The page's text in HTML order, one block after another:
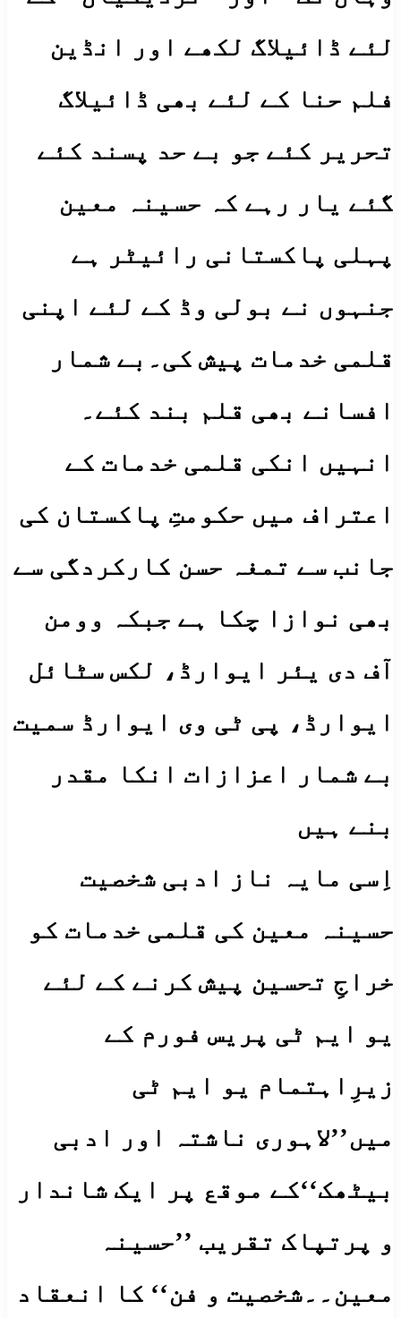
لئے ڈائیلاگ لکھے اور انڈین
فلم حنا کے لئے بھی ڈائیلاگ
تحریر کئے جو بے حد پسند کئے
گئے یار رہے کہ حسینہ معین
پہلی پاکستانی رائیٹر ہے
جنہوں نے بولی وڈ کے لئے اپنی
قلمی خدمات پیش کی۔بے شمار
افسانے بھی قلم بند کئے۔
انہیں انکی قلمی خدمات کے
اعتراف میں حکومتِ پاکستان کی
جانب سے تمغہ حسن کارکردگی سے
بھی نوازا چکا ہے جبکہ وومن
آف دی یئر ایوارڈ، لکس سٹائل
ایوارڈ، پی ٹی وی ایوارڈ سمیت
بے شمار اعزازات انکا مقدر
بنے ہیں
اِسی مایہ ناز ادبی شخصیت
حسینہ معین کی قلمی خدمات کو
خراجِ تحسین پیش کرنے کے لئے
یو ایم ٹی پریس فورم کے
زیرِاہتمام یو ایم ٹی
میں’’لاہوری ناشتہ اور ادبی
بیٹھک‘‘کے موقع پر ایک شاندار
و پرتپاک تقریب ’’حسینہ
معین۔۔شخصیت و فن‘‘ کا انعقاد